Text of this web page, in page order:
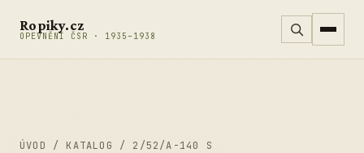
Ropiky.cz
OPEVNĚNÍ ČSR · 1935–1938
ÚVOD / KATALOG / 2/52/A-140 S